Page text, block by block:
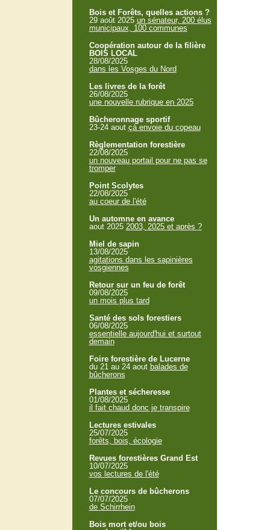
Bois et Forêts, quelles actions ?
29 août 2025 un sénateur, 200 élus
municipaux, 100 communes
Coopération autour de la filière
BOIS LOCAL
28/08/2025
dans les Vosges du Nord
Les livres de la forêt
26/08/2025
une nouvelle rubrique en 2025
Bûcheronnage sportif
23-24 aout çà envoie du copeau
Règlementation forestière
22/08/2025
un nouveau portail pour ne pas se
tromper
Point Scolytes
22/08/2025
au coeur de l'été
Un automne en avance
aout 2025 2003, 2025 et après ?
Miel de sapin
13/08/2025
agitations dans les sapinières
vosgiennes
Retour sur un feu de forêt
09/08/2025
un mois plus tard
Santé des sols forestiers
06/08/2025
essentielle aujourd'hui et surtout
demain
Foire forestière de Lucerne
du 21 au 24 aout balades de
bûcherons
Plantes et sécheresse
01/08/2025
il fait chaud donc je transpire
Lectures estivales
25/07/2025
forêts, bois, écologie
Revues forestières Grand Est
10/07/2025
vos lectures de l'été
Le concours de bûcherons
07/07/2025
de Schirrhein
Bois mort et/ou bois